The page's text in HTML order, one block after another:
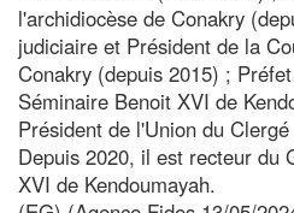
l'archidiocèse de Conakry
judiciaire et Président de la
Conakry (depuis 2015) ;
Séminaire Benoit XVI de
Président de l'Union du
Depuis 2020, il est recteur du
XVI de Kendoumayah.